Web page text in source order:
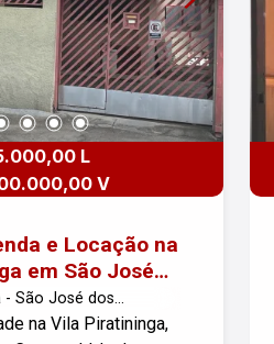
L
V
e Locação na
em São José
- São José dos
na Vila Piratininga,